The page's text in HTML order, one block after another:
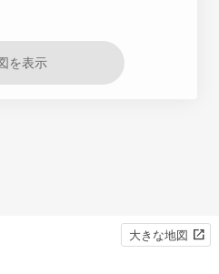
を表示
大きな地図